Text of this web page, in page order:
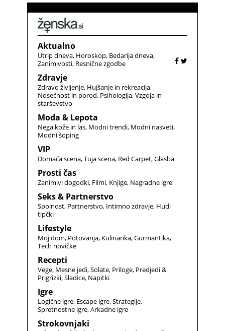
Aktualno
Utrip dneva Horoskop Bedarija dneva
Zanimivosti Resnične zgodbe
Zdravje
Zdravo življenje Hujšanje in rekreacija
Nosečnost in porod Psihologija Vzgoja in
starševstvo
Moda & Lepota
Nega kože in las Modni trendi Modni nasveti
Modni šoping
VIP
Domača scena Tuja scena Red Carpet Glasba
Prosti čas
Zanimivi dogodki Filmi Knjige Nagradne igre
Seks & Partnerstvo
Spolnost Partnerstvo Intimno zdravje Hudi
tipčki
Lifestyle
Moj dom Potovanja Kulinarika Gurmantika
Tech novičke
Recepti
Vege Mesne jedi Solate Priloge Predjedi &
Prigrizki Sladice Napitki
Igre
Logične igre Escape igre Strategije
Spretnostne igre Arkadne igre
Strokovnjaki